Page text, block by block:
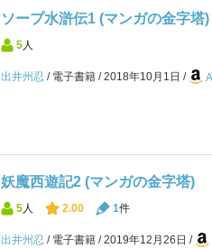
ソープ水滸伝1 (マンガの金字塔)
5 人
出井州忍 電子書籍 2018年10月1日
妖魔西遊記2 (マンガの金字塔)
5 人 2.00 1件
出井州忍 電子書籍 2019年12月26日